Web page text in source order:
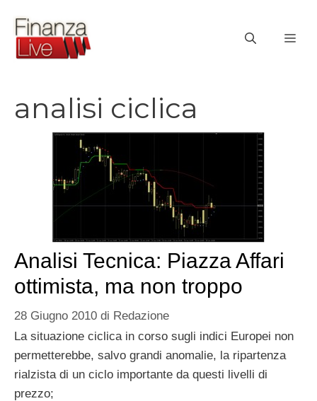
contenuto
analisi ciclica
Analisi Tecnica: Piazza Affari
ottimista, ma non troppo
28 Giugno 2010 di Redazione
La situazione ciclica in corso sugli indici Europei non
permetterebbe, salvo grandi anomalie, la ripartenza
rialzista di un ciclo importante da questi livelli di
prezzo;